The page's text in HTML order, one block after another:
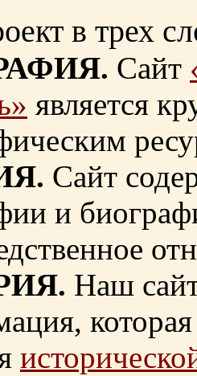
в трех
Сайт
является
Сайт
и
Наш
которая